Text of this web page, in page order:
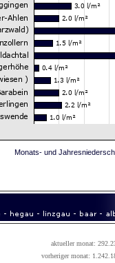
Monats- und
aktueller monat:
vorheriger monat: